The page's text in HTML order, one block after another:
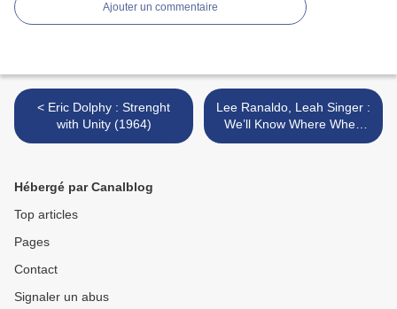
Ajouter un commentaire
< Eric Dolphy : Strenght
with Unity (1964)
Lee Ranaldo, Leah Singer :
We’ll Know Where When
We Get There (Cneai,
Hébergé par Canalblog
Top articles
Pages
Contact
Signaler un abus